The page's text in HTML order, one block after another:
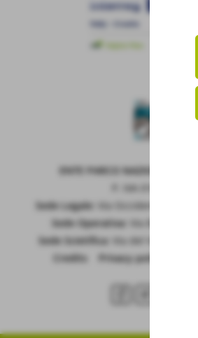
ENTE PARCO NAZIONALE
Sede Legale:
Via Occidentale 6,
Sede Operativa:
Sede Scietifica:
Via del Vivaio,
Credits
Privacy policy